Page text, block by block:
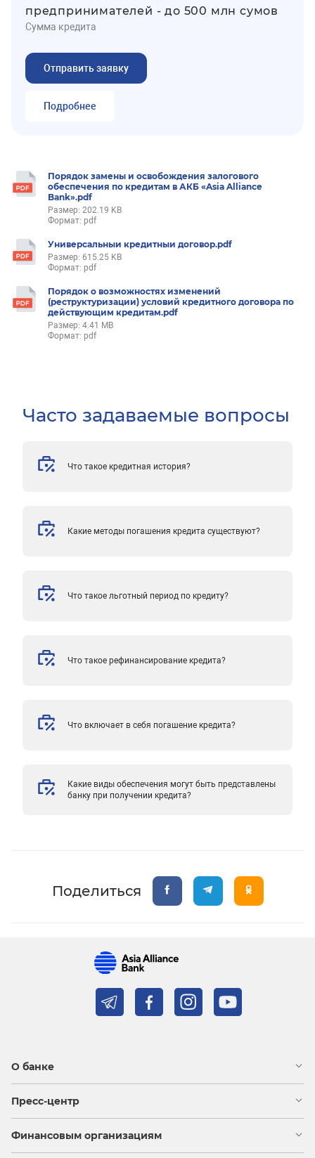
предпринимателей - до 500 млн сумов
Сумма кредита
Отправить заявку
Подробнее
Порядок замены и освобождения залогового
обеспечения по кредитам в АКБ «Asia Alliance
Bank».pdf
Размер: 202.19 KB
Формат: pdf
Универсальныи кредитныи договор.pdf
Размер: 615.25 KB
Формат: pdf
Порядок о возможностях изменений
(реструктуризации) условий кредитного договора по
действующим кредитам.pdf
Размер: 4.41 MB
Формат: pdf
Часто задаваемые вопросы
Что такое кредитная история?
Какие методы погашения кредита существуют?
Что такое льготный период по кредиту?
Что такое рефинансирование кредита?
Что включает в себя погашение кредита?
Какие виды обеспечения могут быть представлены
банку при получении кредита?
Поделиться
О банке
Пресс-центр
Финансовым организациям